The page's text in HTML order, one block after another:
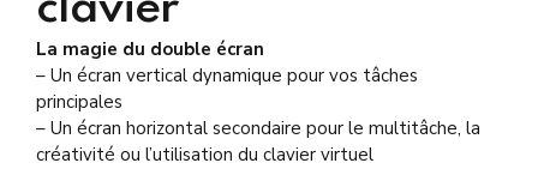
clavier
La magie du double écran
– Un écran vertical dynamique pour vos tâches
principales
– Un écran horizontal secondaire pour le multitâche, la
créativité ou l’utilisation du clavier virtuel